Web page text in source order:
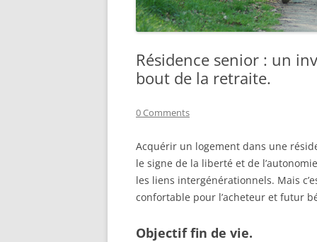
Résidence senior : un
bout de la retraite.
0 Comments
Acquérir un logement dans une
le signe de la liberté et de
les liens intergénérationnels. Mais
confortable pour l’acheteur et futur
Objectif fin de vie.